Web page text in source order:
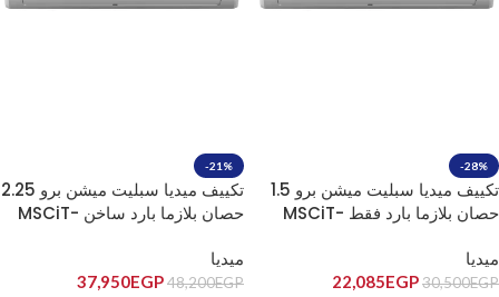
-28%
تكييف ميديا سبليت ميشن برو 1.5
حصان بلازما بارد فقط MSCiT-
ميديا
30,500EGP
22,085EGP
-21%
تكييف ميديا سبليت ميشن برو 2.25
حصان بلازما بارد ساخن MSCiT-
ميديا
48,200EGP
37,950EGP